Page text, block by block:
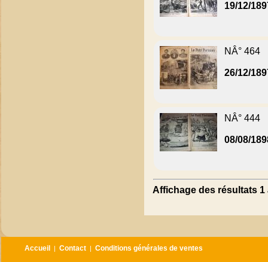
19/12/
NÂ° 464
26/12/
NÂ° 444
08/08/
Affichage des résultats 1
Accueil |Contact |Conditions générales de ventes